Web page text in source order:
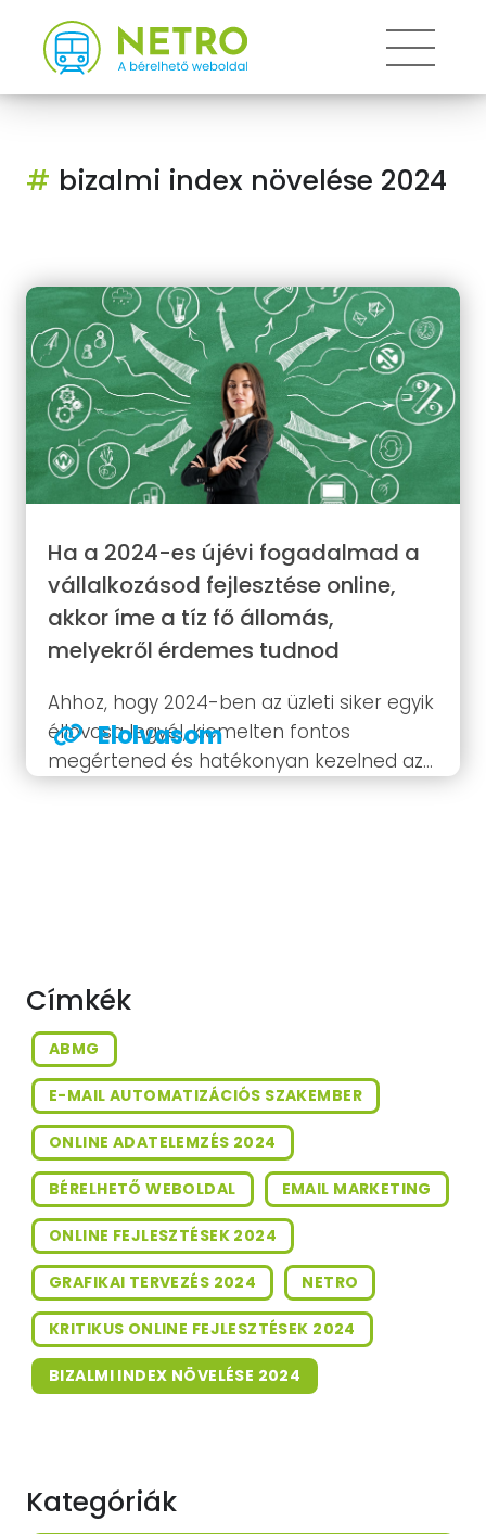
# bizalmi index növelése 2024
Ha a 2024-es újévi fogadalmad a
vállalkozásod fejlesztése online,
akkor íme a tíz fő állomás,
melyekről érdemes tudnod
Ahhoz, hogy 2024-ben az üzleti siker egyik
éllovasa legyél, kiemelten fontos
megértened és hatékonyan kezelned az
online tér kihívásait és lehetőségeit. Íme
Elolvasom
Címkék
ABMG
E-MAIL AUTOMATIZÁCIÓS SZAKEMBER
ONLINE ADATELEMZÉS 2024
BÉRELHETŐ WEBOLDAL EMAIL MARKETING
ONLINE FEJLESZTÉSEK 2024
GRAFIKAI TERVEZÉS 2024 NETRO
KRITIKUS ONLINE FEJLESZTÉSEK 2024
BIZALMI INDEX NÖVELÉSE 2024
Kategóriák